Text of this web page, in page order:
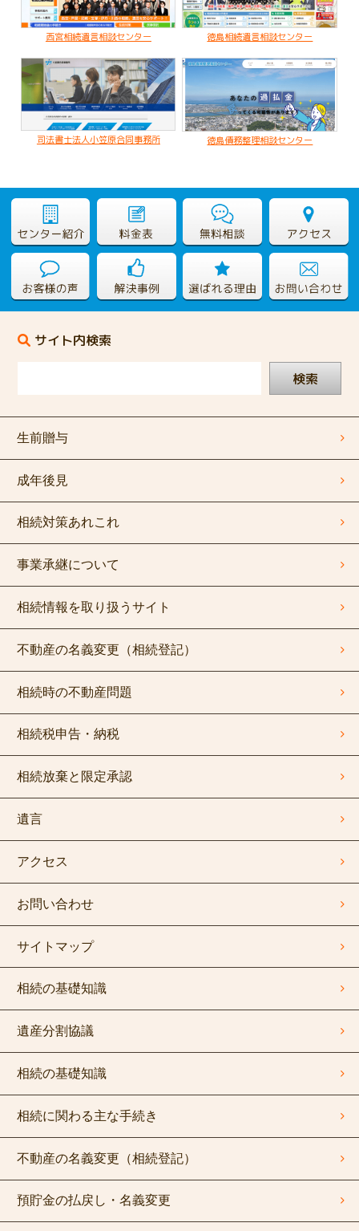
2020.02.19
亡くなった父名義の不動産が不明なケース
相続の基礎知識
相続に関わる主な手続き
不動産の名義変更（相続登記）
預貯金の払戻し・名義変更
アクセス
お問い合わせ
サイトマップ
相続の基礎知識
遺産分割協議
不動産の名義変更（相続登記）
相続時の不動産問題
相続税申告・納税
相続放棄と限定承認
遺言
生前贈与
成年後見
相続対策あれこれ
事業承継について
相続情報を取り扱うサイト
サイト内検索
検索
西宮相続遺言相談センター 徳島相続遺言相談センター
司法書士法人小笠原合同事務所 徳島債務整理相談センター